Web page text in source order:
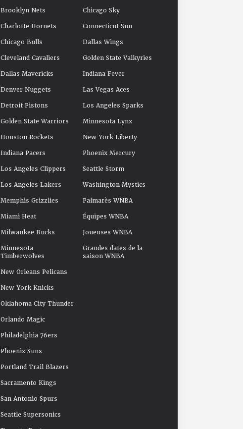
Brooklyn Nets
Charlotte Hornets
Chicago Bulls
Cleveland Cavaliers
Dallas Mavericks
Denver Nuggets
Detroit Pistons
Golden State Warriors
Houston Rockets
Indiana Pacers
Los Angeles Clippers
Los Angeles Lakers
Memphis Grizzlies
Miami Heat
Milwaukee Bucks
Minnesota
Timberwolves
New Orleans Pelicans
New York Knicks
Oklahoma City Thunder
Orlando Magic
Philadelphia 76ers
Phoenix Suns
Portland Trail Blazers
Sacramento Kings
San Antonio Spurs
Seattle Supersonics
Chicago Sky
Connecticut Sun
Dallas Wings
Golden State Valkyries
Indiana Fever
Las Vegas Aces
Los Angeles Sparks
Minnesota Lynx
New York Liberty
Phoenix Mercury
Seattle Storm
Washington Mystics
Palmarès WNBA
Équipes WNBA
Joueuses WNBA
Grandes dates de la
saison WNBA